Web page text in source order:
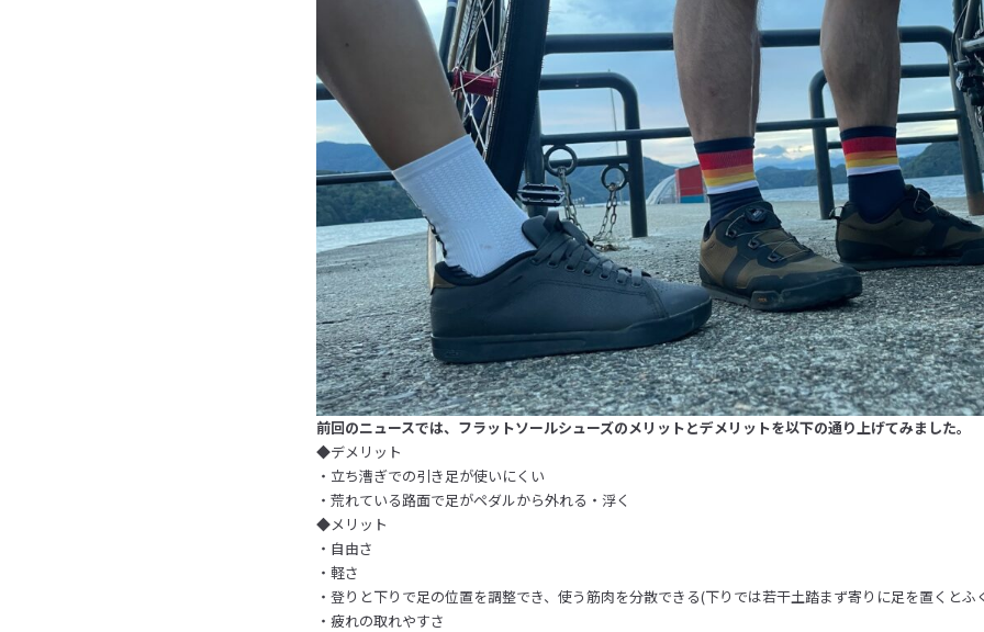
前回のニュースでは、フラットソールシューズのメリットとデメリットを以下の通り上げてみました。
◆デメリット
・立ち漕ぎでの引き足が使いにくい
・荒れている路面で足がペダルから外れる・浮く
◆メリット
・自由さ
・軽さ
・登りと下りで足の位置を調整でき、使う筋肉を分散できる(下りでは若干土踏まず寄りに足を置くと
・疲れの取れやすさ